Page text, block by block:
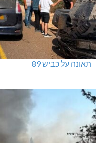
תאונה על כביש 89